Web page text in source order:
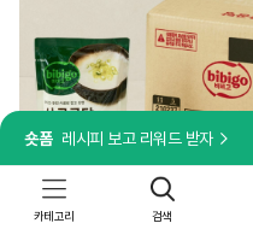
30개
담기
숏폼 레시피 보고 리워드 받자
카테고리 검색